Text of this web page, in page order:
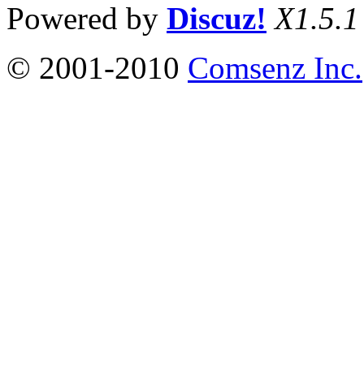
Powered by Discuz! X1.5.1
© 2001-2010 Comsenz Inc.